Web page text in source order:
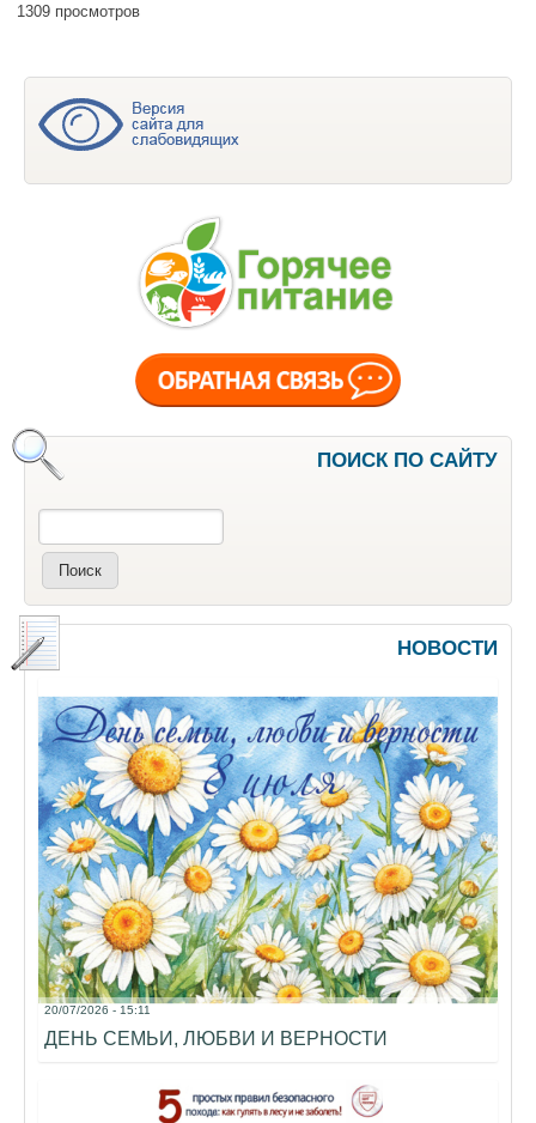
1309 просмотров
ПОИСК ПО САЙТУ
Поиск
НОВОСТИ
20/07/2026 - 15:11
ДЕНЬ СЕМЬИ, ЛЮБВИ И ВЕРНОСТИ